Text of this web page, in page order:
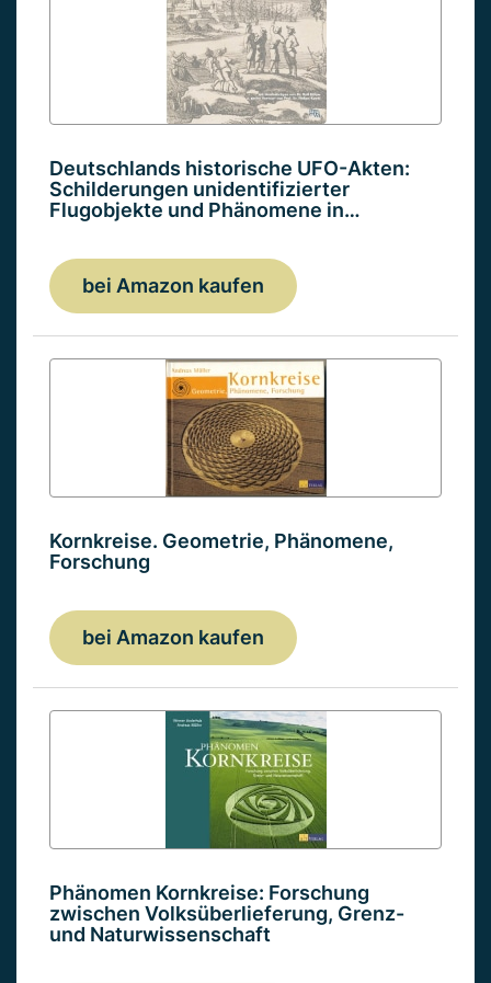
Deutschlands historische UFO-Akten:
Schilderungen unidentifizierter
Flugobjekte und Phänomene in…
bei Amazon kaufen
Kornkreise. Geometrie, Phänomene,
Forschung
bei Amazon kaufen
Phänomen Kornkreise: Forschung
zwischen Volksüberlieferung, Grenz-
und Naturwissenschaft